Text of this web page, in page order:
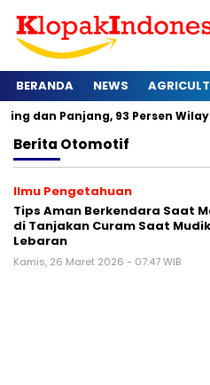
BERANDA NEWS
93 Persen Wilayah
Berita Otomotif
Ilmu Pengetahuan
Tips Aman Berkendara Saat
di Tanjakan Curam Saat Mudik
Lebaran
Kamis, 26 Maret 2026 - 07:47 WIB